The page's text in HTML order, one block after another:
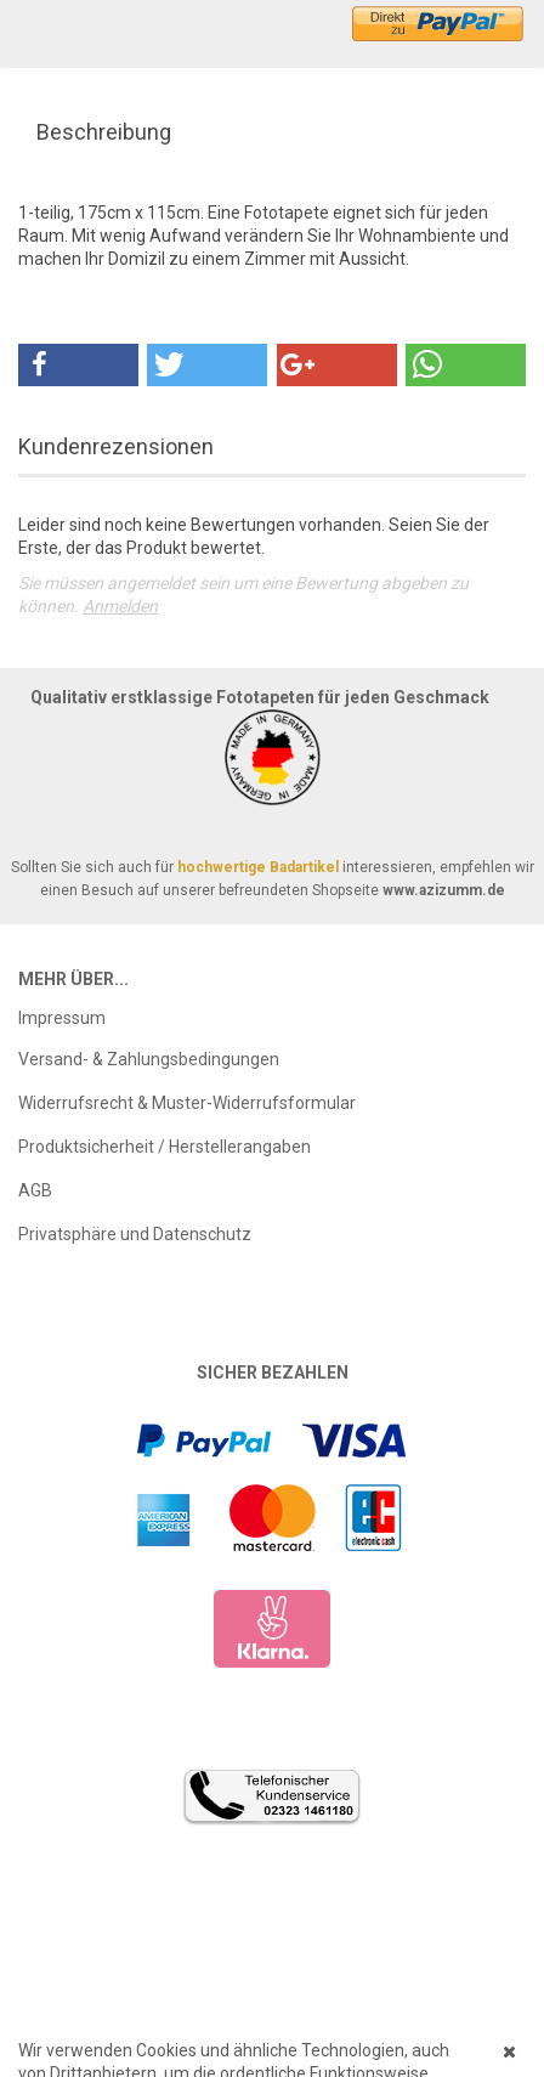
Wir verwenden Cookies und ähnliche Technologien, auch
Beschreibung
1-teilig, 175cm x 115cm. Eine Fototapete eignet sich für jeden
Raum. Mit wenig Aufwand verändern Sie Ihr Wohnambiente und
machen Ihr Domizil zu einem Zimmer mit Aussicht.
Kundenrezensionen
Leider sind noch keine Bewertungen vorhanden. Seien Sie der
Erste, der das Produkt bewertet.
Sie müssen angemeldet sein um eine Bewertung abgeben zu
können. Anmelden
Qualitativ erstklassige Fototapeten für jeden Geschmack
Sollten Sie sich auch für hochwertige Badartikel interessieren, empfehlen wir
einen Besuch auf unserer befreundeten Shopseite www.azizumm.de
MEHR ÜBER...
Impressum
Versand- & Zahlungsbedingungen
Widerrufsrecht & Muster-Widerrufsformular
Produktsicherheit / Herstellerangaben
AGB
Privatsphäre und Datenschutz
SICHER BEZAHLEN